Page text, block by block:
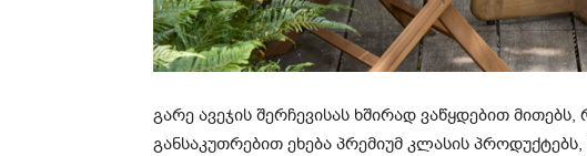
გარე ავეჯის შერჩევისას ხშირად ვაწყდებით
განსაკუთრებით ეხება პრემიუმ კლასის